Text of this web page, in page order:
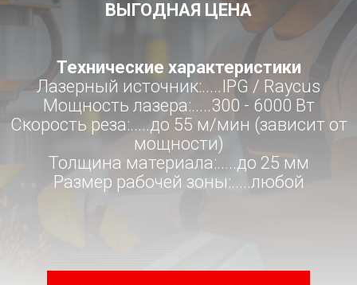
ВЫГОДНАЯ ЦЕНА
Технические характеристики
Лазерный источник:.....IPG / Raycus
Мощность лазера:.....300 - 6000 Вт
Скорость реза:.....до 55 м/мин (зависит от
мощности)
Толщина материала:.....до 25 мм
Размер рабочей зоны:.....любой